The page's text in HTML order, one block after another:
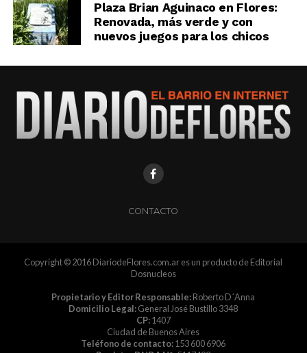
Plaza Brian Aguinaco en Flores:
Renovada, más verde y con
nuevos juegos para los chicos
CONTACTO
Copyright © 2016 DiariodeFlores.com.ar es un producto de Editorial
Dosnucleos
Propietario y Editor Responsable:Roberto D´Anna
Domicilio Legal:General José Bustillo 3348
CP:1407
Ciudad de Buenos Aires
Teléfono de contacto:153 600 6906